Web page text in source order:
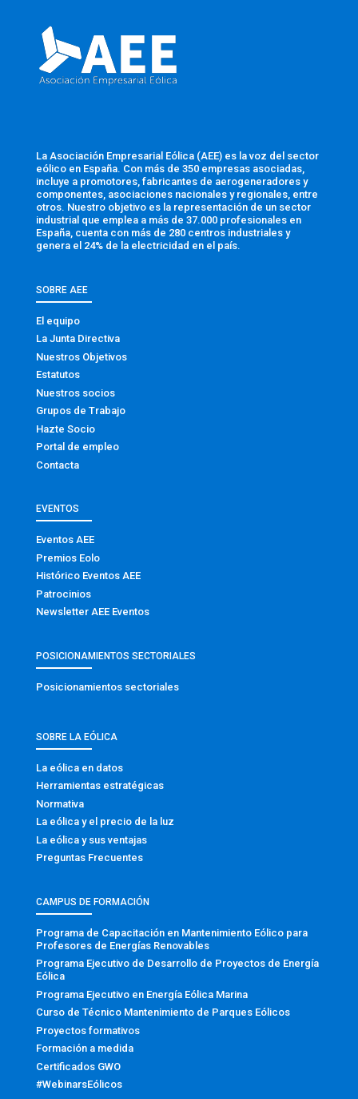
La Asociación Empresarial Eólica (AEE) es la voz del sector
eólico en España. Con más de 350 empresas asociadas,
incluye a promotores, fabricantes de aerogeneradores y
componentes, asociaciones nacionales y regionales, entre
otros. Nuestro objetivo es la representación de un sector
industrial que emplea a más de 37.000 profesionales en
España, cuenta con más de 280 centros industriales y
genera el 24% de la electricidad en el país.
SOBRE AEE
El equipo
La Junta Directiva
Nuestros Objetivos
Estatutos
Nuestros socios
Grupos de Trabajo
Hazte Socio
Portal de empleo
Contacta
EVENTOS
Eventos AEE
Premios Eolo
Histórico Eventos AEE
Patrocinios
Newsletter AEE Eventos
POSICIONAMIENTOS SECTORIALES
Posicionamientos sectoriales
SOBRE LA EÓLICA
La eólica en datos
Herramientas estratégicas
Normativa
La eólica y el precio de la luz
La eólica y sus ventajas
Preguntas Frecuentes
CAMPUS DE FORMACIÓN
Programa de Capacitación en Mantenimiento Eólico para
Profesores de Energías Renovables
Programa Ejecutivo de Desarrollo de Proyectos de Energía
Eólica
Programa Ejecutivo en Energía Eólica Marina
Curso de Técnico Mantenimiento de Parques Eólicos
Proyectos formativos
Formación a medida
Certificados GWO
#WebinarsEólicos